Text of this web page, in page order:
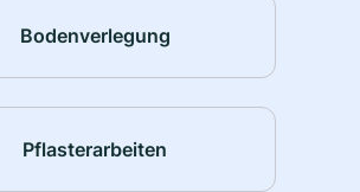
Bodenverlegung
Pflasterarbeiten